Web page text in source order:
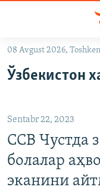
Асосий
Қидиришга
ўтинг
OZODLIK
На русском
ИЖТИМОИЙ ТАРМОҚЛАР
08 Avgust 2026,
Ўзбекистон
Sentabr 22, 2023
ССВ Чустда
болалар
эканини